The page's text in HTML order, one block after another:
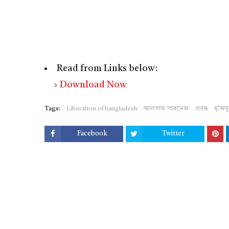
Read from Links below:
Download Now
Tags: Liberation of bangladesh আলতাফ পারভেজ প্রবন্ধ
Facebook Twitter